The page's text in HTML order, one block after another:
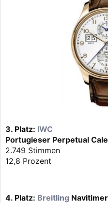
3. Platz: IWC
Portugieser Perpetual
2.749 Stimmen
12,8 Prozent
4. Platz: Breitling